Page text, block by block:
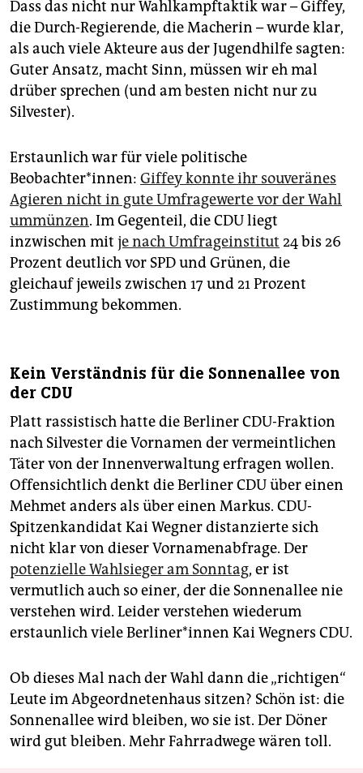
Dass das nicht nur Wahlkampftaktik war – Giffey,
die Durch-Regierende, die Macherin – wurde klar,
als auch viele Akteure aus der Jugendhilfe sagten:
Guter Ansatz, macht Sinn, müssen wir eh mal
drüber sprechen (und am besten nicht nur zu
Silvester).
Erstaunlich war für viele politische
Beobachter*innen: Giffey konnte ihr souveränes
Agieren nicht in gute Umfragewerte vor der Wahl
ummünzen. Im Gegenteil, die CDU liegt
inzwischen mit je nach Umfrageinstitut 24 bis 26
Prozent deutlich vor SPD und Grünen, die
gleichauf jeweils zwischen 17 und 21 Prozent
Zustimmung bekommen.
Kein Verständnis für die Sonnenallee von
der CDU
Platt rassistisch hatte die Berliner CDU-Fraktion
nach Silvester die Vornamen der vermeintlichen
Täter von der Innenverwaltung erfragen wollen.
Offensichtlich denkt die Berliner CDU über einen
Mehmet anders als über einen Markus. CDU-
Spitzenkandidat Kai Wegner distanzierte sich
nicht klar von dieser Vornamenabfrage. Der
potenzielle Wahlsieger am Sonntag, er ist
vermutlich auch so einer, der die Sonnenallee nie
verstehen wird. Leider verstehen wiederum
erstaunlich viele Ber­li­ne­r*in­nen Kai Wegners CDU.
Ob dieses Mal nach der Wahl dann die „richtigen“
Leute im Abgeordnetenhaus sitzen? Schön ist: die
Sonnenallee wird bleiben, wo sie ist. Der Döner
wird gut bleiben. Mehr Fahrradwege wären toll.